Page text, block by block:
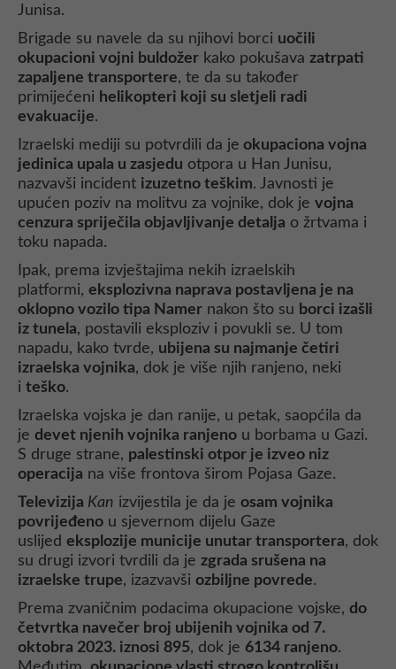
Junisa.
Brigade su navele da su njihovi borci uočili
okupacioni vojni buldožer kako pokušava zatrpati
zapaljene transportere, te da su također
primijećeni helikopteri koji su sletjeli radi
evakuacije.
Izraelski mediji su potvrdili da je okupaciona vojna
jedinica upala u zasjedu otpora u Han Junisu,
nazvavši incident izuzetno teškim. Javnosti je
upućen poziv na molitvu za vojnike, dok je vojna
cenzura spriječila objavljivanje detalja o žrtvama i
toku napada.
Ipak, prema izvještajima nekih izraelskih
platformi, eksplozivna naprava postavljena je na
oklopno vozilo tipa Namer nakon što su borci izašli
iz tunela, postavili eksploziv i povukli se. U tom
napadu, kako tvrde, ubijena su najmanje četiri
izraelska vojnika, dok je više njih ranjeno, neki
i teško.
Izraelska vojska je dan ranije, u petak, saopćila da
je devet njenih vojnika ranjeno u borbama u Gazi.
S druge strane, palestinski otpor je izveo niz
operacija na više frontova širom Pojasa Gaze.
Televizija Kan izvijestila je da je osam vojnika
povrijeđeno u sjevernom dijelu Gaze
uslijed eksplozije municije unutar transportera, dok
su drugi izvori tvrdili da je zgrada srušena na
izraelske trupe, izazvavši ozbiljne povrede.
Prema zvaničnim podacima okupacione vojske, do
četvrtka navečer broj ubijenih vojnika od 7.
oktobra 2023. iznosi 895, dok je 6134 ranjeno.